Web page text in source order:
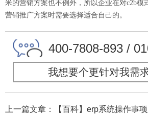
米的营销方案也不例外，所以企业在对c2b模
营销推广方案时需要选择适合自己的。
400-7808-893 /
我想要个更针对我需
上一篇文章：【百科】erp系统操作事